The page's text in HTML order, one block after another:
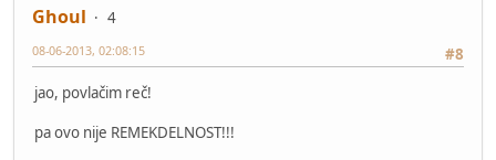
Ghoul
4
#8
08-06-2013, 02:08:15
jao, povlačim reč!
pa ovo nije REMEKDELNOST!!!